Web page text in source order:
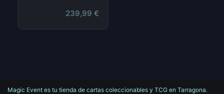
239,99 €
Magic Event es tu tienda de cartas coleccionables y TCG en Tarragona.